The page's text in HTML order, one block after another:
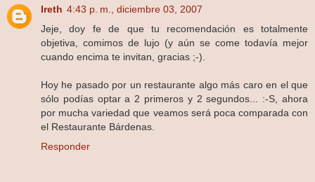
Ireth 4:43 p. m., diciembre 03, 2007
Jeje, doy fe de que tu recomendación es totalmente
objetiva, comimos de lujo (y aún se come todavía mejor
cuando encima te invitan, gracias ;-).
Hoy he pasado por un restaurante algo más caro en el que
sólo podías optar a 2 primeros y 2 segundos... :-S, ahora
por mucha variedad que veamos será poca comparada con
el Restaurante Bárdenas.
Responder